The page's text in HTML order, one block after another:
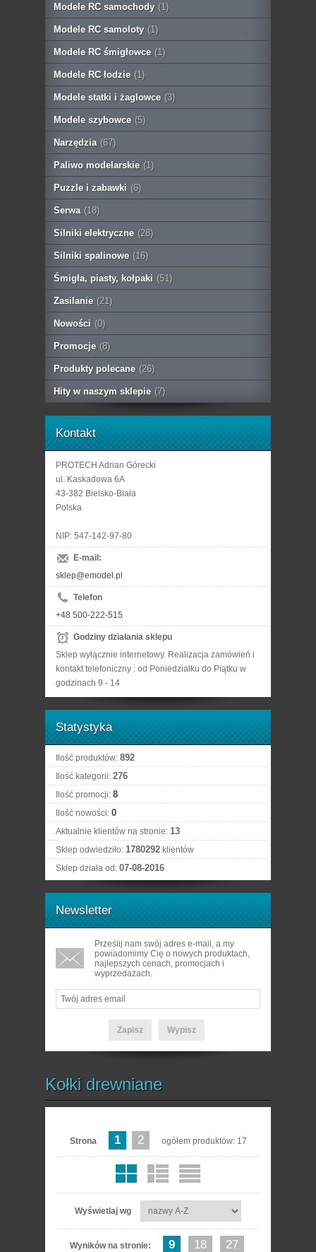
Modele RC samochody (1)
Modele RC samoloty (1)
Modele RC śmigłowce (1)
Modele RC łodzie (1)
Modele statki i żaglowce (3)
Modele szybowce (5)
Narzędzia (67)
Paliwo modelarskie (1)
Puzzle i zabawki (6)
Serwa (18)
Silniki elektryczne (28)
Silniki spalinowe (16)
Śmigła, piasty, kołpaki (51)
Zasilanie (21)
Nowości (0)
Promocje (8)
Produkty polecane (26)
Hity w naszym sklepie (7)
Kontakt
PROTECH Adrian Górecki
ul. Kaskadowa 6A
43-382 Bielsko-Biała
Polska
NIP: 547-142-97-80
E-mail:
sklep@emodel.pl
Telefon
+48 500-222-515
Godziny działania sklepu
Sklep wyłącznie internetowy. Realizacja zamówień i
kontakt telefoniczny : od Poniedziałku do Piątku w
godzinach 9 - 14
Statystyka
Ilość produktów: 892
Ilość kategorii: 276
Ilość promocji: 8
Ilość nowości: 0
Aktualnie klientów na stronie: 13
Sklep odwiedziło: 1780292 klientów
Sklep działa od: 07-08-2016
Newsletter
Prześlij nam swój adres e-mail, a my
powiadomimy Cię o nowych produktach,
najlepszych cenach, promocjach i
wyprzedażach.
Kołki drewniane
Strona 1 2 ogółem produktów: 17
Wyświetlaj wg
Wyników na stronie: 9 18 27